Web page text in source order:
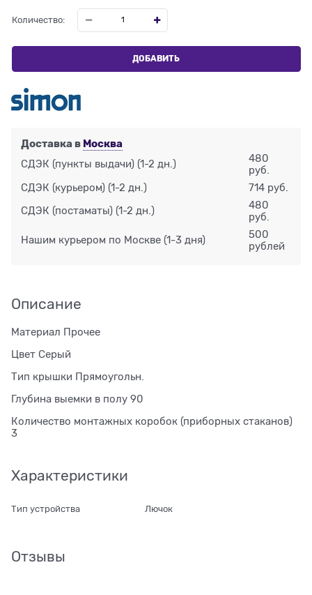
Количество:
ДОБАВИТЬ
Доставка в Москва
СДЭК (пункты выдачи) (1-2 дн.)
480
руб.
СДЭК (курьером) (1-2 дн.) 714 руб.
СДЭК (постаматы) (1-2 дн.)
480
руб.
Нашим курьером по Москве (1-3 дня)
500
рублей
Описание
Материал Прочее
Цвет Серый
Тип крышки Прямоугольн.
Глубина выемки в полу 90
Количество монтажных коробок (приборных стаканов)
3
Характеристики
Тип устройства Лючок
Отзывы